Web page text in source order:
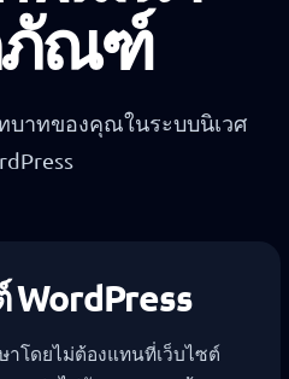
ภัณฑ์
บาทของคุณในระบบนิเวศ
WordPress
าโดยไม่ต้องแทนที่เว็บไซต์